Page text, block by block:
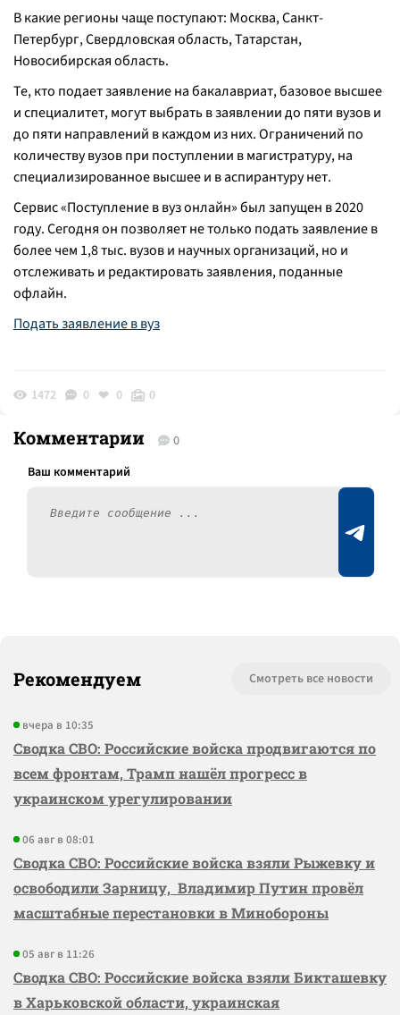
В какие регионы чаще поступают: Москва, Санкт-
Петербург, Свердловская область, Татарстан,
Новосибирская область.
Те, кто подает заявление на бакалавриат, базовое высшее
и специалитет, могут выбрать в заявлении до пяти вузов и
до пяти направлений в каждом из них. Ограничений по
количеству вузов при поступлении в магистратуру, на
специализированное высшее и в аспирантуру нет.
Сервис «Поступление в вуз онлайн» был запущен в 2020
году. Сегодня он позволяет не только подать заявление в
более чем 1,8 тыс. вузов и научных организаций, но и
отслеживать и редактировать заявления, поданные
офлайн.
Подать заявление в вуз
1472 0 0 0
Комментарии 0
Рекомендуем Смотреть все новости
вчера в 10:35
Сводка СВО: Российские войска продвигаются по
всем фронтам, Трамп нашёл прогресс в
украинском урегулировании
06 авг в 08:01
Сводка СВО: Российские войска взяли Рыжевку и
освободили Зарницу, Владимир Путин провёл
масштабные перестановки в Минобороны
05 авг в 11:26
Сводка СВО: Российские войска взяли Бикташевку
в Харьковской области, украинская